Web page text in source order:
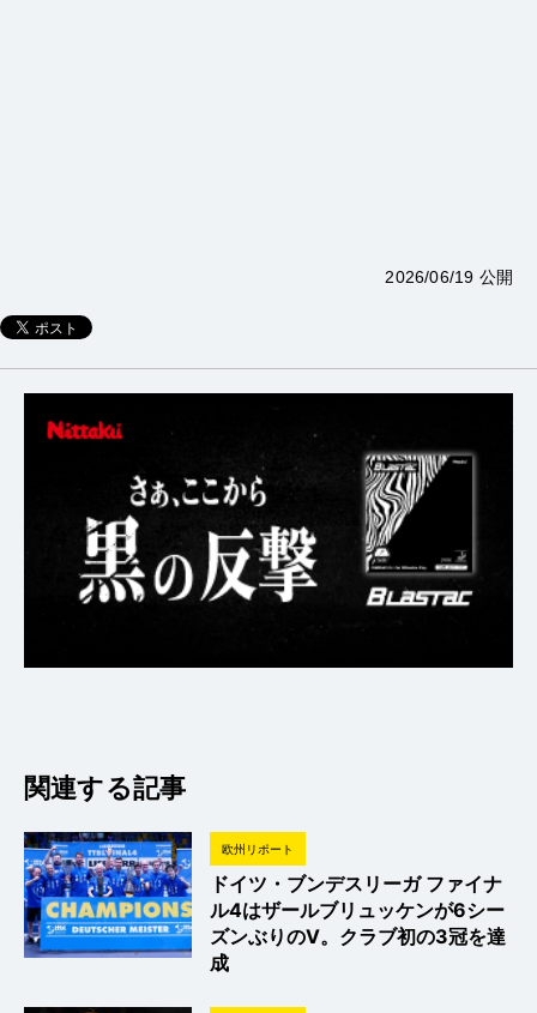
2026/06/19 公開
関連する記事
欧州リポート
ドイツ・ブンデスリーガ ファイナ
ル4はザールブリュッケンが6シー
ズンぶりのV。クラブ初の3冠を達
成